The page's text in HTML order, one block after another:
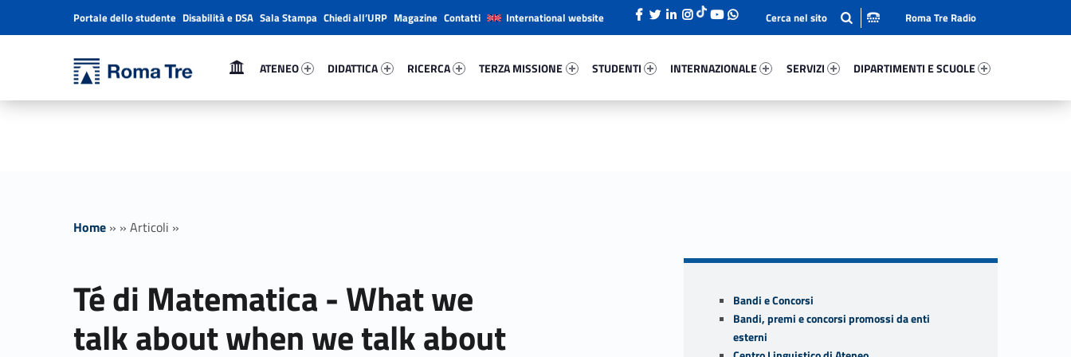
Té di Matematica - What we talk about when we talk about scientific computing - Università Roma Tre
Primary Menu
ATENEO
DIDATTICA
RICERCA
TERZA MISSIONE
STUDENTI
INTERNAZIONALE
SERVIZI
DIPARTIMENTI E SCUOLE
Header info sidebar
Portale dello studente Disabilità e DSA Sala Stampa Chiedi all’URP Magazine Contatti International website Roma Tre Radio
Home » » Articoli »
Té di Matematica - What we
talk about when we talk about
Sidebar Bandi e Concorsi
Bandi, premi e concorsi promossi da enti
esterni